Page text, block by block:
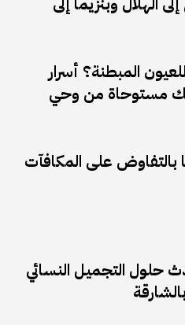
المبطنة؟ أسرار
مستوحاة من وحي
بالتفاوض على المكافآت
حلول التجميل النسائي